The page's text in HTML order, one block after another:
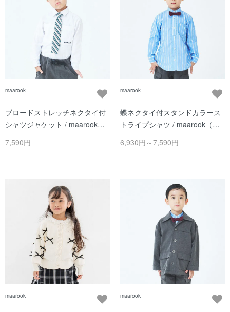
maarook
ブロードストレッチネクタイ付
シャツジャケット / maarook
7,590円
maarook
蝶ネクタイ付スタンドカラース
トライプシャツ / maarook（マ
6,930円～7,590円
maarook maarook